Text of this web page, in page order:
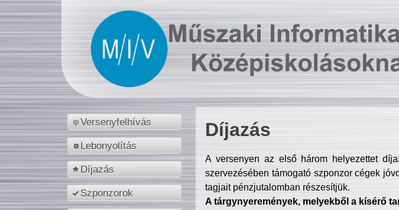
Versenyfelhívás
Lebonyolítás
Díjazás
Szponzorok
Díjazás
A versenyen az első három helyezettet
szervezésében támogató szponzor cégek
tagjait pénzjutalomban részesítjük.
A tárgynyeremények, melyekből a kísérő